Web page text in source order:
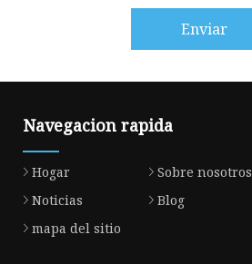
Enviar
Navegacion rapida
Hogar Sobre nosotros
Noticias
Blog
mapa del sitio